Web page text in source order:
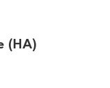
(HA)